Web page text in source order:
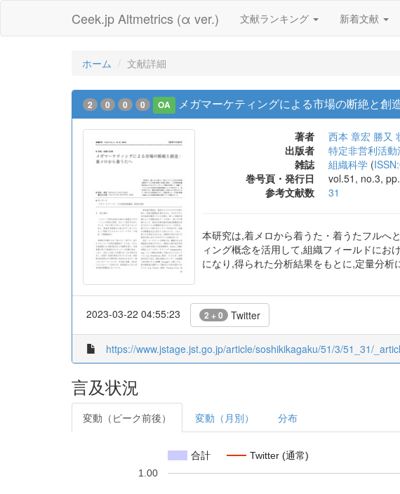
Ceek.jp Altmetrics (α ver.) 文献ランキング 新着文献
ホーム 文献詳細
2 0 0 0 OA メガマーケティングによる市場の断絶と創
著者 西本 章宏 勝又
出版者
特定非営利活
雑誌
組織科学 (
巻号頁・発行日
vol.51, no.3,
参考文献数
31
本研究は,着メロから着うた・着うたフルへ
ィング概念を活用して,組織フィールドにお
になり,得られた分析結果をもとに,定量分
2023-03-22 04:55:23 2 + 0 Twitter
https://www.jstage.jst.go.jp/article/soshikikagaku/51/3/51_31/
言及状況
変動（ピーク前後） 変動（月別） 分布
合計 Twitter (通常)
1.00